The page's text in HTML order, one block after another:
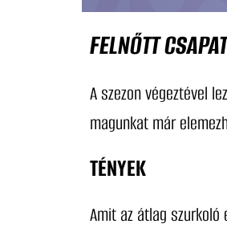
FELNŐTT
A szezon végeztével
magunkat már
TÉNYEK
Amit az átlag